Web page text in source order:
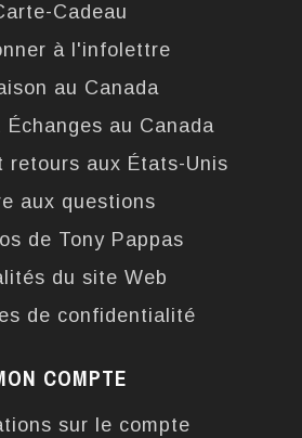
Cadeau
à l'infolettre
au Canada
Échanges au Canada
retours aux États-Unis
aux questions
de Tony Pappas
du site Web
de confidentialité
COMPTE
sur le compte